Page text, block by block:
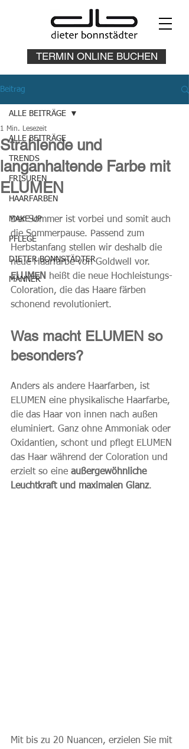
TERMIN ONLINE BUCHEN
Beitrag
ALLE BEITRÄGE
TRENDS
FRISUREN
HAARFARBEN
MAKE UP
PFLEGE
DIETER BONNSTÄDTER
MÄNNER
ALLE BEITRÄGE
Strahlende und
langanhaltende Farbe mit
ELUMEN
1 Min. Lesezeit
Der Sommer ist vorbei und somit auch
die Sommerpause. Passend zum
Herbstanfang stellen wir deshalb die
neue Haarfarbe von Goldwell vor.
ELUMEN
heißt die neue Hochleistungs-
Coloration, die das Haare färben
schonend revolutioniert.
Was macht ELUMEN so
besonders?
Anders als andere Haarfarben, ist
ELUMEN eine physikalische Haarfarbe,
die das Haar von innen nach außen
eluminiert. Ganz ohne Ammoniak oder
Oxidantien, schont und pflegt ELUMEN
das Haar während der Coloration und
erzielt so eine außergewöhnliche
Leuchtkraft und maximalen Glanz.
Mit bis zu 20 Nuancen, erzielen Sie mit